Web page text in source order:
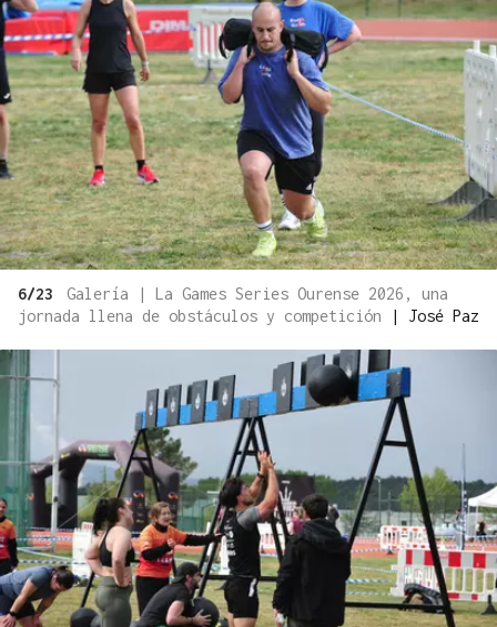
6/23
Galería | La Games Series Ourense 2026, una
jornada llena de obstáculos y competición
| José Paz